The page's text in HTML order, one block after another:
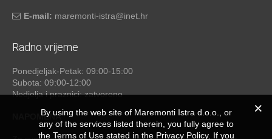
E-mail: maremonti-istra@inet.hr
Radno vrijeme
Ponedjeljak-Petak: 09:00-15:00
Subota: 09:00-12:00
Nedjelja i praznici: zatvoreno
NAPOMENABy using the web site of Maremonti Istra d.o.o., or
any of the services listed therein, you fully agree to
the Terms of Use stated in the Privacy Policy. If you